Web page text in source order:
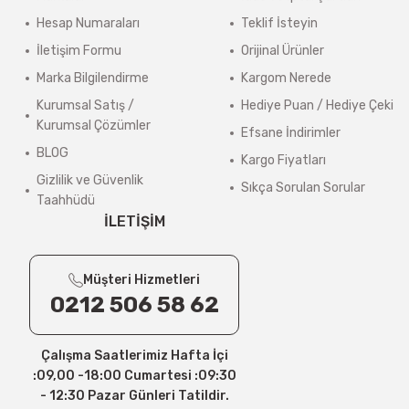
Sistem tarafından otomatik ücret çıkmasa bile, 4000 TL altındaki
Kargo ücretleri, alışveriş sırasında adres bilgileriniz tamamlandıktan
Güncel Kargo Ücretleri
Desi / Kg Aras Kargo- Yurtiçi Kargo
1 Desi/Kg= 139,90 TL- 159,90 TL
2 Desi/Kg= 149,90 TL- 174,80 TL
4 Desi/Kg= 179,90 TL- 199,90 TL
6 – 10 Desi/Kg= 237,90 TL- 257,40 TL
11 – 15 Desi/Kg= 245,50 TL- 347,40 TL
Hesap Numaraları
İletişim Formu
Marka Bilgilendirme
Kurumsal Satış /
Kurumsal Çözümler
BLOG
Gizlilik ve Güvenlik
Taahhüdü
Teklif İsteyin
Orijinal Ürünler
Kargom Nerede
Hediye Puan / Hediye Çeki
Efsane İndirimler
Kargo Fiyatları
Sıkça Sorulan Sorular
İLETİŞİM
Müşteri Hizmetleri
0212 506 58 62
Çalışma Saatlerimiz Hafta İçi
:09,00 -18:00 Cumartesi :09:30
- 12:30 Pazar Günleri Tatildir.